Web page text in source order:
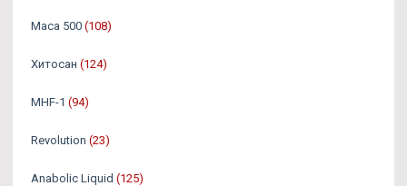
Maca 500 (108)
Хитосан (124)
MHF-1 (94)
Revolution (23)
Anabolic Liquid (125)